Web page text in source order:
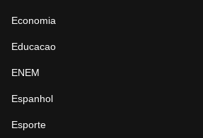
Economia
Educacao
ENEM
Espanhol
Esporte